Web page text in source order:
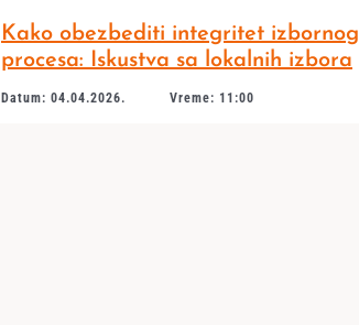
Kako obezbediti integritet izbornog
procesa: Iskustva sa lokalnih izbora
Datum: 04.04.2026. Vreme: 11:00